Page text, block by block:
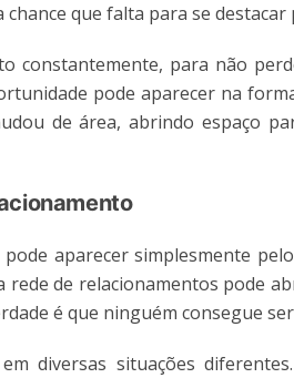
chance que falta para se
constantemente, para não
pode aparecer na
de área, abrindo espaço
aparecer simplesmente
rede de relacionamentos pode
é que ninguém consegue
diversas situações